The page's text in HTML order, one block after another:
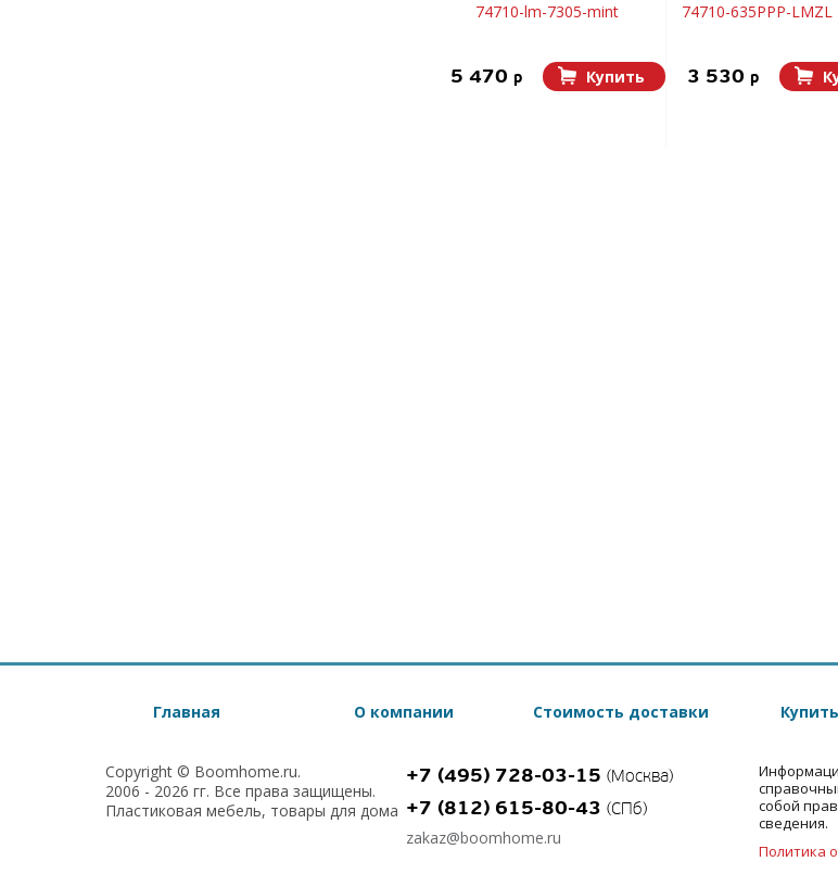
74710-lm-7305-mint
5 470 p Купить
74710-635PPP-LMZL
3 530 p
Главная О компании Стоимость доставки
Copyright © Boomhome.ru.
2006 - 2026 гг. Все права защищены.
Пластиковая мебель, товары для дома
+7 (495) 728-03-15 (Москва)
+7 (812) 615-80-43 (СПб)
zakaz@boomhome.ru
собой
сведения.
Политика